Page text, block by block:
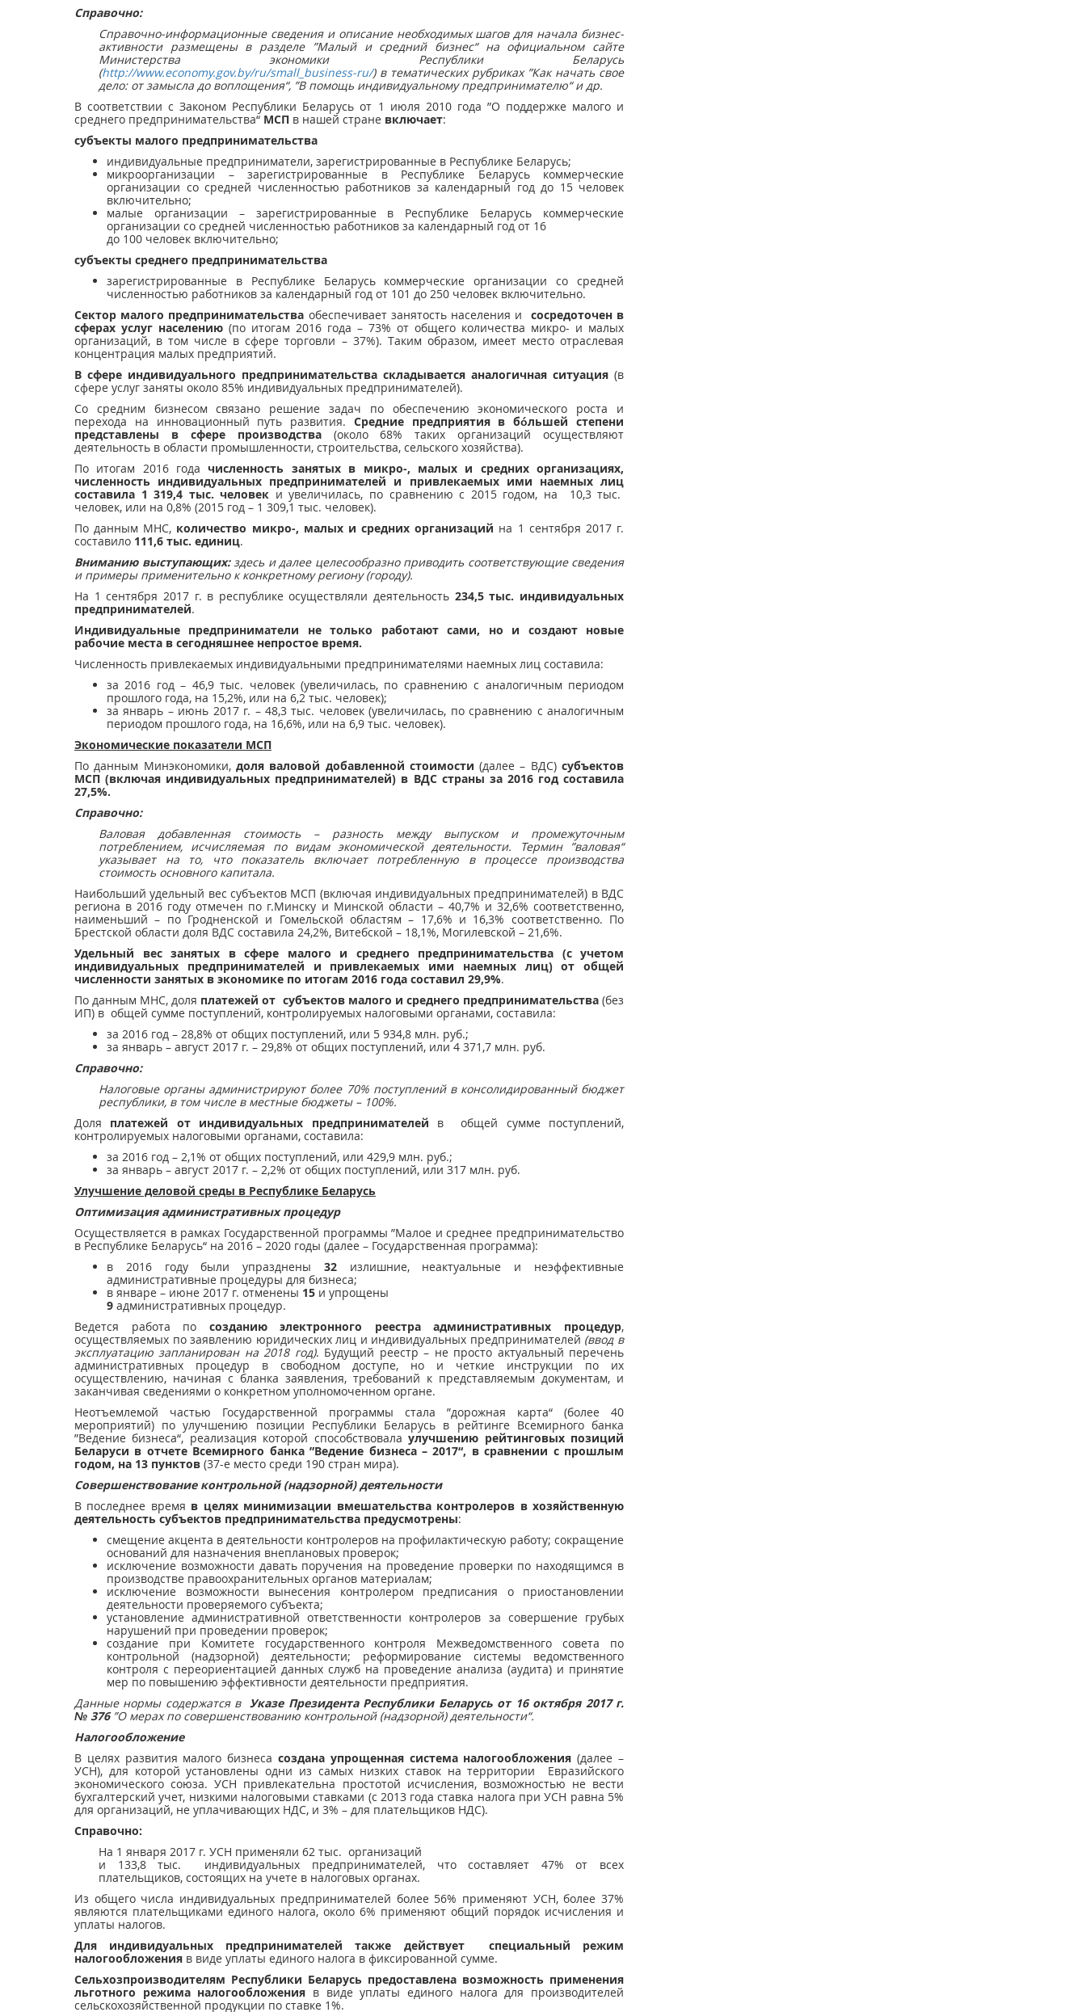
Справочно:
Справочно-информационные сведения и описание необходимых шагов для начала бизнес-
активности размещены в разделе ”Малый и средний бизнес“ на официальном сайте
Министерства экономики Республики Беларусь
(http://www.economy.gov.by/ru/small_business-ru/) в тематических рубриках ”Как начать свое
дело: от замысла до воплощения“, ”В помощь индивидуальному предпринимателю“ и др.
В соответствии с Законом Республики Беларусь от 1 июля 2010 года ”О поддержке малого и
среднего предпринимательства“ МСП в нашей стране включает:
субъекты малого предпринимательства
индивидуальные предприниматели, зарегистрированные в Республике Беларусь;
микроорганизации – зарегистрированные в Республике Беларусь коммерческие
организации со средней численностью работников за календарный год до 15 человек
включительно;
малые организации – зарегистрированные в Республике Беларусь коммерческие
организации со средней численностью работников за календарный год от 16
до 100 человек включительно;
субъекты среднего предпринимательства
зарегистрированные в Республике Беларусь коммерческие организации со средней
численностью работников за календарный год от 101 до 250 человек включительно.
Сектор малого предпринимательства обеспечивает занятость населения и сосредоточен в
сферах услуг населению (по итогам 2016 года – 73% от общего количества микро- и малых
организаций, в том числе в сфере торговли – 37%). Таким образом, имеет место отраслевая
концентрация малых предприятий.
В сфере индивидуального предпринимательства складывается аналогичная ситуация (в
сфере услуг заняты около 85% индивидуальных предпринимателей).
Со средним бизнесом связано решение задач по обеспечению экономического роста и
перехода на инновационный путь развития. Средние предприятия в бóльшей степени
представлены в сфере производства(около 68% таких организаций осуществляют
деятельность в области промышленности, строительства, сельского хозяйства).
По итогам 2016 годачисленность занятых в микро-, малых и средних организациях,
численность индивидуальных предпринимателей и привлекаемых ими наемных лиц
составила 1 319,4 тыс. человек и увеличилась, по сравнению с 2015 годом, на 10,3 тыс.
человек, или на 0,8% (2015 год – 1 309,1 тыс. человек).
По данным МНС, количество микро-, малых и средних организаций на 1 сентября 2017 г.
составило 111,6 тыс. единиц.
Вниманию выступающих:здесь и далее целесообразно приводить соответствующие сведения
и примеры применительно к конкретному региону (городу).
На 1 сентября 2017 г. в республике осуществляли деятельность 234,5 тыс. индивидуальных
предпринимателей.
Индивидуальные предприниматели не только работают сами, но и создают новые
рабочие места в сегодняшнее непростое время.
Численность привлекаемых индивидуальными предпринимателями наемных лиц составила:
за 2016 год – 46,9 тыс. человек (увеличилась, по сравнению с аналогичным периодом
прошлого года, на 15,2%, или на 6,2 тыс. человек);
за январь – июнь 2017 г. – 48,3 тыс. человек (увеличилась, по сравнению с аналогичным
периодом прошлого года, на 16,6%, или на 6,9 тыс. человек).
Экономические показатели МСП
По данным Минэкономики, доля валовой добавленной стоимости(далее – ВДС)субъектов
МСП (включая индивидуальных предпринимателей) в ВДС страны за 2016 год составила
27,5%.
Справочно:
Валовая добавленная стоимость – разность между выпуском и промежуточным
потреблением, исчисляемая по видам экономической деятельности. Термин ”валовая“
указывает на то, что показатель включает потребленную в процессе производства
стоимость основного капитала.
Наибольший удельный вес субъектов МСП (включая индивидуальных предпринимателей) в ВДС
региона в 2016 году отмечен по г.Минску и Минской области – 40,7% и 32,6% соответственно,
наименьший – по Гродненской и Гомельской областям – 17,6% и 16,3% соответственно. По
Брестской области доля ВДС составила 24,2%, Витебской – 18,1%, Могилевской – 21,6%.
Удельный вес занятых в сфере малого и среднего предпринимательства (с учетом
индивидуальных предпринимателей и привлекаемых ими наемных лиц) от общей
численности занятых в экономике по итогам 2016 года составил 29,9%.
По данным МНС, доля платежей от субъектов малого и среднего предпринимательства(без
ИП) в общей сумме поступлений, контролируемых налоговыми органами, составила:
за 2016 год – 28,8% от общих поступлений, или 5 934,8 млн. руб.;
за январь – август 2017 г. – 29,8% от общих поступлений, или 4 371,7 млн. руб.
Справочно:
Налоговые органы администрируют более 70% поступлений в консолидированный бюджет
республики, в том числе в местные бюджеты – 100%.
Доля платежей от индивидуальных предпринимателей в общей сумме поступлений,
контролируемых налоговыми органами, составила:
за 2016 год – 2,1% от общих поступлений, или 429,9 млн. руб.;
за январь – август 2017 г. – 2,2% от общих поступлений, или 317 млн. руб.
Улучшение деловой среды в Республике Беларусь
Оптимизация административных процедур
Осуществляется в рамках Государственной программы ”Малое и среднее предпринимательство
в Республике Беларусь“ на 2016 – 2020 годы (далее – Государственная программа):
в 2016 году были упразднены 32излишние, неактуальные и неэффективные
административные процедуры для бизнеса;
в январе – июне 2017 г. отменены 15 и упрощены
9 административных процедур.
Ведется работа по созданию электронного реестра административных процедур,
осуществляемых по заявлению юридических лиц и индивидуальных предпринимателей (ввод в
эксплуатацию запланирован на 2018 год). Будущий реестр – не просто актуальный перечень
административных процедур в свободном доступе, но и четкие инструкции по их
осуществлению, начиная с бланка заявления, требований к представляемым документам, и
заканчивая сведениями о конкретном уполномоченном органе.
Неотъемлемой частью Государственной программы стала ”дорожная карта“ (более 40
мероприятий) по улучшению позиции Республики Беларусь в рейтинге Всемирного банка
”Ведение бизнеса“, реализация которой способствовалаулучшению рейтинговых позиций
Беларуси в отчете Всемирного банка ”Ведение бизнеса – 2017“, в сравнении с прошлым
годом, на 13 пунктов (37-е место среди 190 стран мира).
Совершенствование контрольной (надзорной) деятельности
В последнее время в целях минимизации вмешательства контролеров в хозяйственную
деятельность субъектов предпринимательства предусмотрены:
смещение акцента в деятельности контролеров на профилактическую работу; сокращение
оснований для назначения внеплановых проверок;
исключение возможности давать поручения на проведение проверки по находящимся в
производстве правоохранительных органов материалам;
исключение возможности вынесения контролером предписания о приостановлении
деятельности проверяемого субъекта;
установление административной ответственности контролеров за совершение грубых
нарушений при проведении проверок;
создание при Комитете государственного контроля Межведомственного совета по
контрольной (надзорной) деятельности; реформирование системы ведомственного
контроля с переориентацией данных служб на проведение анализа (аудита) и принятие
мер по повышению эффективности деятельности предприятия.
Данные нормы содержатся в Указе Президента Республики Беларусь от 16 октября 2017 г.
№ 376”О мерах по совершенствованию контрольной (надзорной) деятельности“.
Налогообложение
В целях развития малого бизнеса создана упрощенная система налогообложения (далее –
УСН), для которой установлены одни из самых низких ставок на территории Евразийского
экономического союза. УСН привлекательна простотой исчисления, возможностью не вести
бухгалтерский учет, низкими налоговыми ставками (с 2013 года ставка налога при УСН равна 5%
для организаций, не уплачивающих НДС, и 3% – для плательщиков НДС).
Справочно:
На 1 января 2017 г. УСН применяли 62 тыс. организаций
и 133,8 тыс. индивидуальных предпринимателей, что составляет 47% от всех
плательщиков, состоящих на учете в налоговых органах.
Из общего числа индивидуальных предпринимателей более 56% применяют УСН, более 37%
являются плательщиками единого налога, около 6% применяют общий порядок исчисления и
уплаты налогов.
Для индивидуальных предпринимателей также действует специальный режим
налогообложения в виде уплаты единого налога в фиксированной сумме.
Сельхозпроизводителям Республики Беларусь предоставлена возможность применения
льготного режима налогообложения в виде уплаты единого налога для производителей
сельскохозяйственной продукции по ставке 1%.